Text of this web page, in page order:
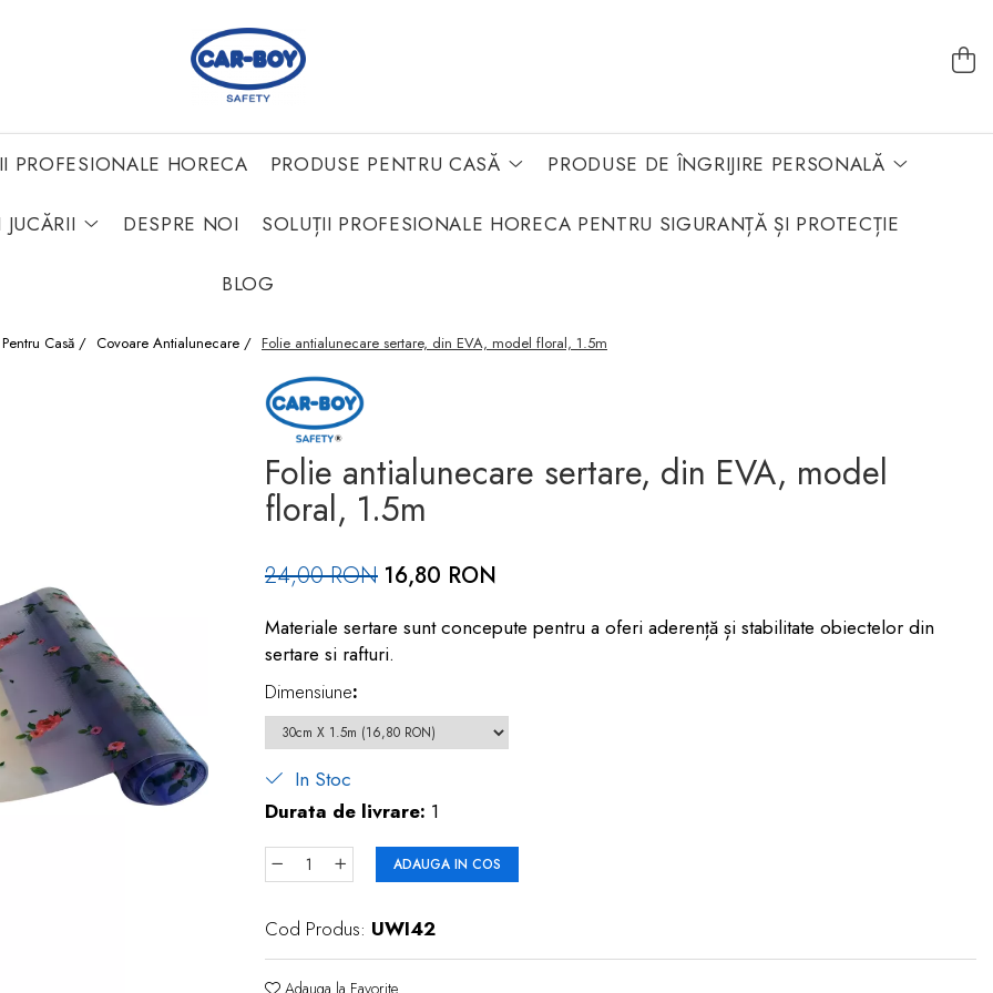
PROFESIONALE HORECA PRODUSE PENTRU CASĂ PRODUSE DE ÎNGRIJIRE PERSONALĂ
JUCĂRII DESPRE NOI SOLUȚII PROFESIONALE HORECA PENTRU SIGURANȚĂ ȘI PROTECȚIE
BLOG
Casă / Covoare Antialunecare / Folie antialunecare sertare, din EVA, model floral, 1.5m
Folie antialunecare sertare, din EVA, model
floral, 1.5m
24,00 RON 16,80 RON
Materiale sertare sunt concepute pentru a oferi aderență și stabilitate obiectelor din
sertare si rafturi.
Dimensiune:
In Stoc
Durata de livrare: 1
ADAUGA IN COS
Cod Produs: UWI42
Adauga la Favorite